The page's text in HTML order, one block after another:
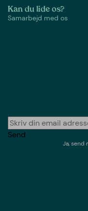
Kan du lide os?
Samarbejd med os
Send
Ja, send